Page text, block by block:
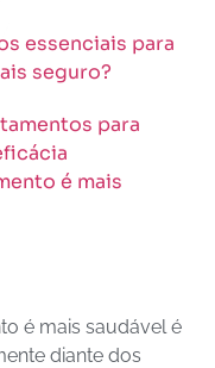
essenciais para
seguro?
para
é mais
é mais saudável é
diante dos